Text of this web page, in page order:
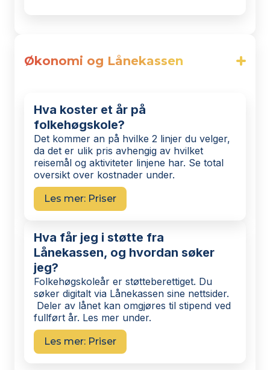
Økonomi og Lånekassen
Hva koster et år på
folkehøgskole?
Det kommer an på hvilke 2 linjer du velger,
da det er ulik pris avhengig av hvilket
reisemål og aktiviteter linjene har. Se total
oversikt over kostnader under.
Les mer: Priser
Hva får jeg i støtte fra
Lånekassen, og hvordan søker
jeg?
Folkehøgskoleår er støtteberettiget. Du
søker digitalt via Lånekassen sine nettsider.
Deler av lånet kan omgjøres til stipend ved
fullført år. Les mer under.
Les mer: Priser